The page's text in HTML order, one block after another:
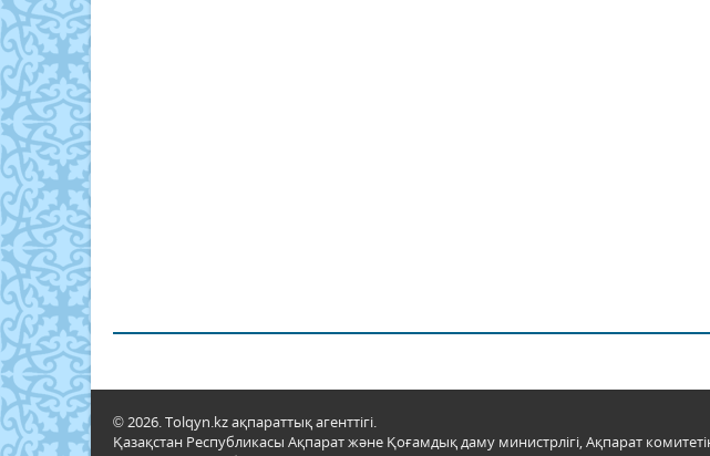
© 2026. Tolqyn.kz ақпараттық агенттігі.
Қазақстан Республикасы Ақпарат және Қоғамдық даму министрлігі, Ақпарат